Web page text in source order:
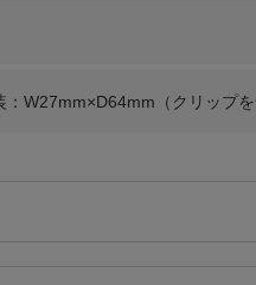
W27mm×D64mm（クリップ